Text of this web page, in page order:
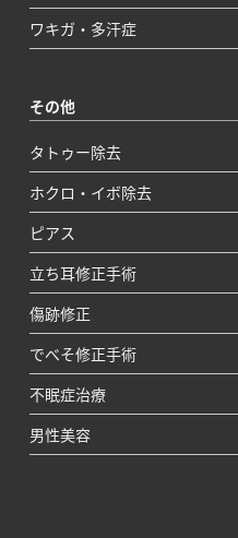
ワキガ・多汗症
その他
タトゥー除去
ホクロ・イボ除去
ピアス
立ち耳修正手術
傷跡修正
でべそ修正手術
不眠症治療
男性美容